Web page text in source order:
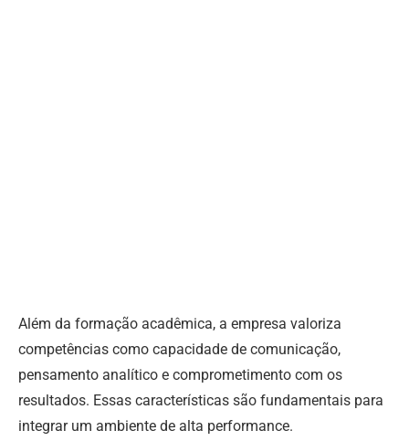
Além da formação acadêmica, a empresa valoriza
competências como capacidade de comunicação,
pensamento analítico e comprometimento com os
resultados. Essas características são fundamentais para
integrar um ambiente de alta performance.